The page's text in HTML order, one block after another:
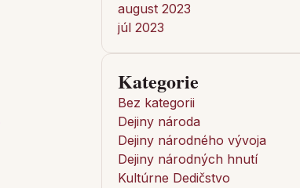
august 2023
júl 2023
Kategorie
Bez kategorii
Dejiny národa
Dejiny národného vývoja
Dejiny národných hnutí
Kultúrne Dedičstvo